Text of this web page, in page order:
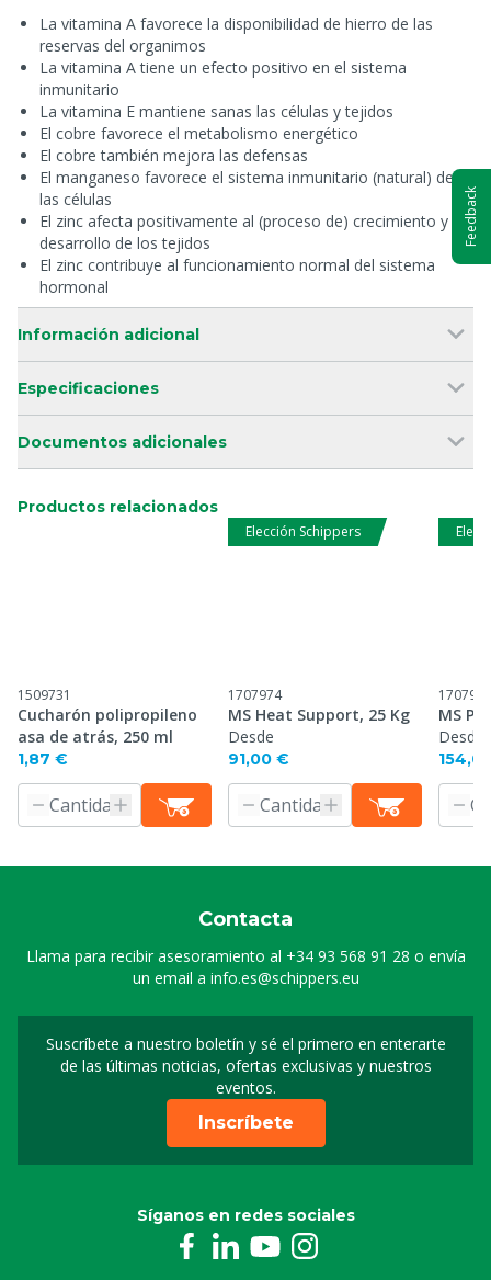
La vitamina A favorece la disponibilidad de hierro de las
reservas del organimos
La vitamina A tiene un efecto positivo en el sistema
inmunitario
La vitamina E mantiene sanas las células y tejidos
El cobre favorece el metabolismo energético
El cobre también mejora las defensas
El manganeso favorece el sistema inmunitario (natural) de
las células
El zinc afecta positivamente al (proceso de) crecimiento y
desarrollo de los tejidos
El zinc contribuye al funcionamiento normal del sistema
hormonal
Información adicional
Especificaciones
Documentos adicionales
Productos relacionados
1509731
Cucharón polipropileno
asa de atrás, 250 ml
1,87 €
Elección Schippers
1707974
MS Heat Support, 25 Kg
Desde
91,00 €
1707976
MS
Desde
Contacta
Llama para recibir asesoramiento al +34 93 568 91 28 o envía
un email a info.es@schippers.eu
Suscríbete a nuestro boletín y sé el primero en enterarte
de las últimas noticias, ofertas exclusivas y nuestros
eventos.
Suscripción a nuestro
Inscríbete
Síganos en redes sociales
Feedback